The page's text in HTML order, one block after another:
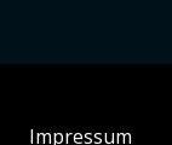
Impressum